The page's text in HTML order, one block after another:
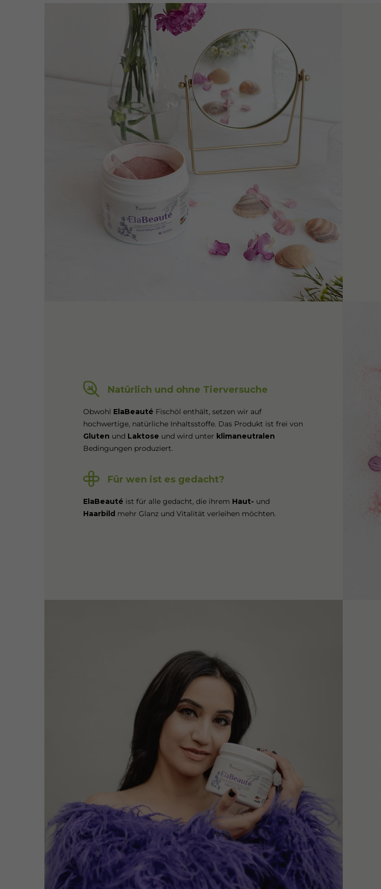
Natürlich und ohne Tierversuche
Obwohl ElaBeauté Fischöl enthält, setzen wir auf
hochwertige, natürliche Inhaltsstoffe. Das Produkt ist frei von
Gluten und Laktose und wird unter klimaneutralen
Bedingungen produziert.
Für wen ist es gedacht?
ElaBeauté ist für alle gedacht, die ihrem Haut- und
Haarbild mehr Glanz und Vitalität verleihen möchten.